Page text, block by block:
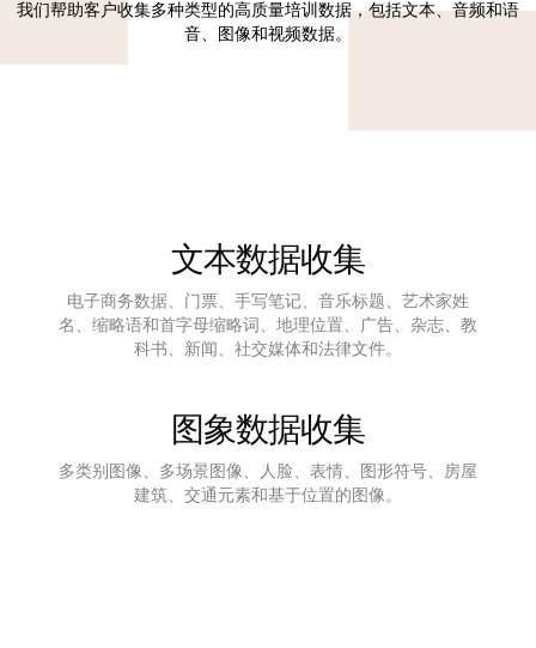
我们帮助客户收集多种类型的高质量培训数据，包括文本、音频和语
音、图像和视频数据。
文本数据收集
电子商务数据、门票、手写笔记、音乐标题、艺术家姓
名、缩略语和首字母缩略词、地理位置、广告、杂志、教
科书、新闻、社交媒体和法律文件。
图象数据收集
多类别图像、多场景图像、人脸、表情、图形符号、房屋
建筑、交通元素和基于位置的图像。